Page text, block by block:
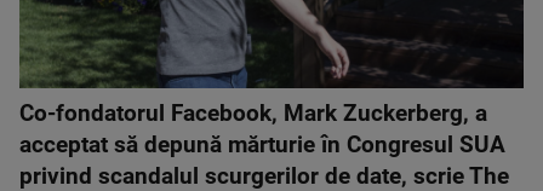
Co-fondatorul Facebook, Mark Zuckerberg, a
acceptat să depună mărturie în Congresul SUA
privind scandalul scurgerilor de date, scrie The